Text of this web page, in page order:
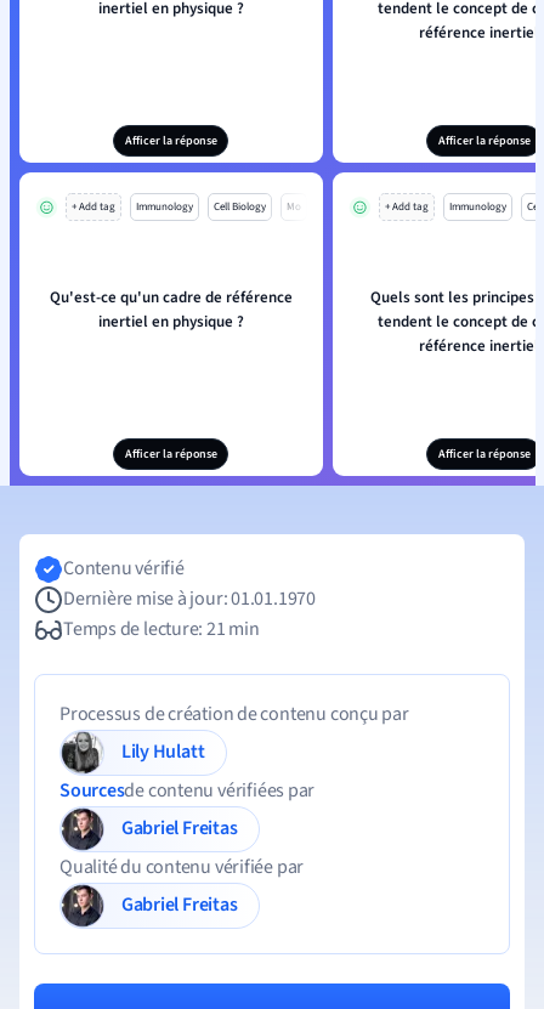
inertiel en physique ?
Afficer la réponse
tendent le concept de
référence inertiel
Afficer la réponse
+ Add tag Immunology Cell Biology Mo
Qu'est-ce qu'un cadre de référence
inertiel en physique ?
Afficer la réponse
+ Add tag Immunology
Quels sont les principes
tendent le concept de
référence inertiel
Afficer la réponse
Contenu vérifié
Dernière mise à jour: 01.01.1970
Temps de lecture: 21 min
Processus de création de contenu conçu par
Lily Hulatt
Sourcesde contenu vérifiées par
Gabriel Freitas
Qualité du contenu vérifiée par
Gabriel Freitas